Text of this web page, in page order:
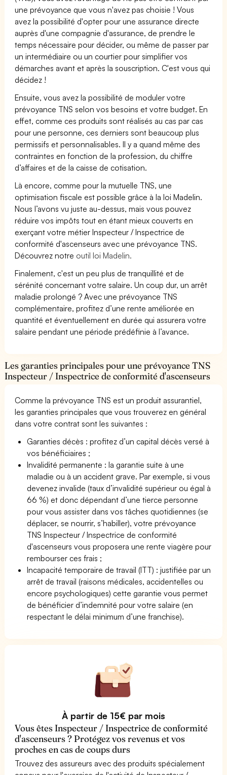
une prévoyance que vous n'avez pas choisie ! Vous
avez la possibilité d'opter pour une assurance directe
auprès d'une compagnie d'assurance, de prendre le
temps nécessaire pour décider, ou même de passer par
un intermédiaire ou un courtier pour simplifier vos
démarches avant et après la souscription. C'est vous qui
décidez !
Ensuite, vous avez la possibilité de moduler votre
prévoyance TNS selon vos besoins et votre budget. En
effet, comme ces produits sont réalisés au cas par cas
pour une personne, ces derniers sont beaucoup plus
permissifs et personnalisables. Il y a quand même des
contraintes en fonction de la profession, du chiffre
d’affaires et de la caisse de cotisation.
Là encore, comme pour la mutuelle TNS, une
optimisation fiscale est possible grâce à la loi Madelin.
Nous l’avons vu juste au-dessus, mais vous pouvez
réduire vos impôts tout en étant mieux couverts en
exerçant votre métier Inspecteur / Inspectrice de
conformité d'ascenseurs avec une prévoyance TNS.
Découvrez notre outil loi Madelin.
Finalement, c'est un peu plus de tranquillité et de
sérénité concernant votre salaire. Un coup dur, un arrêt
maladie prolongé ? Avec une prévoyance TNS
complémentaire, profitez d’une rente améliorée en
quantité et éventuellement en durée qui assurera votre
salaire pendant une période prédéfinie à l’avance.
Les garanties principales pour une prévoyance TNS
Inspecteur / Inspectrice de conformité d'ascenseurs
Comme la prévoyance TNS est un produit assurantiel,
les garanties principales que vous trouverez en général
dans votre contrat sont les suivantes :
Garanties décès : profitez d’un capital décès versé à
vos bénéficiaires ;
Invalidité permanente : la garantie suite à une
maladie ou à un accident grave. Par exemple, si vous
devenez invalide (taux d’invalidité supérieur ou égal à
66 %) et donc dépendant d’une tierce personne
pour vous assister dans vos tâches quotidiennes (se
déplacer, se nourrir, s’habiller), votre prévoyance
TNS Inspecteur / Inspectrice de conformité
d'ascenseurs vous proposera une rente viagère pour
rembourser ces frais ;
Incapacité temporaire de travail (ITT) : justifiée par un
arrêt de travail (raisons médicales, accidentelles ou
encore psychologiques) cette garantie vous permet
de bénéficier d’indemnité pour votre salaire (en
respectant le délai minimum d’une franchise).
À partir de 15€ par mois
Vous êtes Inspecteur / Inspectrice de conformité
d'ascenseurs ? Protégez vos revenus et vos
proches en cas de coups durs
Trouvez des assureurs avec des produits spécialement